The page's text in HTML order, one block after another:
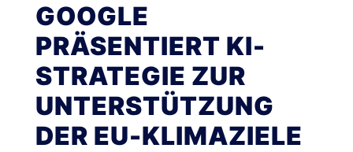
GOOGLE
PRÄSENTIERT KI-
STRATEGIE ZUR
UNTERSTÜTZUNG
DER EU-KLIMAZIELE